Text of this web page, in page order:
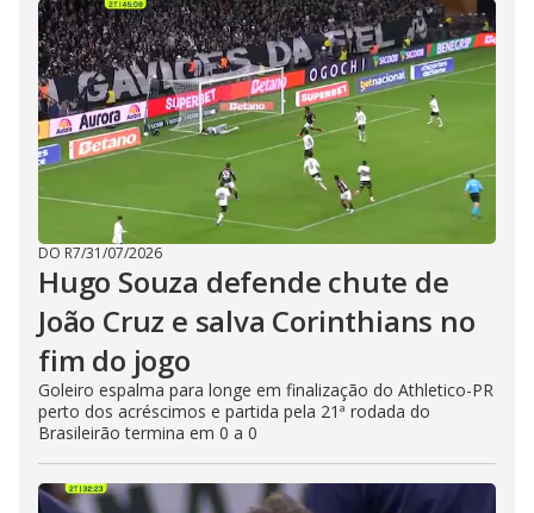
DO R7/31/07/2026
Hugo Souza defende chute de
João Cruz e salva Corinthians no
fim do jogo
Goleiro espalma para longe em finalização do Athletico-PR
perto dos acréscimos e partida pela 21ª rodada do
Brasileirão termina em 0 a 0